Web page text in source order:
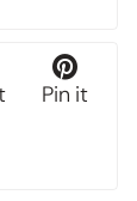
Pin it